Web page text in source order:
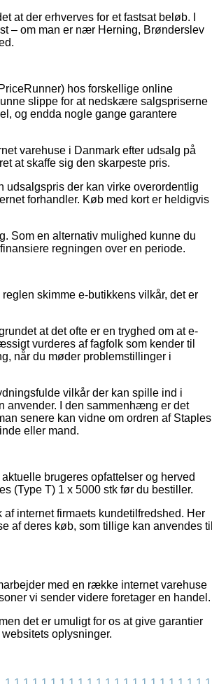
at der erhverves for et fastsat beløb. I
– om man er nær Herning, Brønderslev
hos forskellige online
slippe for at nedskære salgspriserne
og endda nogle gange garantere
varehuse i Danmark efter udsalg på
at skaffe sig den skarpeste pris.
udsalgspris der kan virke overordentlig
forhandler. Køb med kort er heldigvis
Som en alternativ mulighed kunne du
regningen over en periode.
skimme e-butikkens vilkår, det er
at det ofte er en tryghed om at e-
vurderes af fagfolk som kender til
når du møder problemstillinger i
vilkår der kan spille ind i
anvender. I den sammenhæng er det
senere kan vidne om ordren af Staples
eller mand.
brugeres opfattelser og herved
(Type T) 1 x 5000 stk før du bestiller.
internet firmaets kundetilfredshed. Her
af deres køb, som tillige kan anvendes til
med en række internet varehuse
vi sender videre foretager en handel.
det er umuligt for os at give garantier
oplysninger.